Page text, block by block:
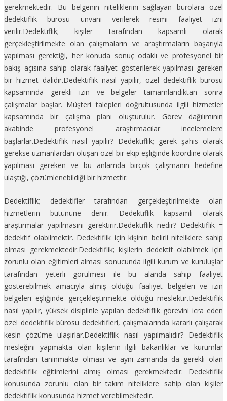
gerekmektedir. Bu belgenin niteliklerini sağlayan bürolara özel
dedektiflik bürosu ünvanı verilerek resmi faaliyet izni
verilir.Dedektiflik; kişiler tarafından kapsamlı olarak
gerçekleştirilmekte olan çalışmaların ve araştırmaların başarıyla
yapılması gerektiği, her konuda sonuç odaklı ve profesyonel bir
bakış açısına sahip olarak faaliyet gösterilerek yapılması gereken
bir hizmet dalıdır.Dedektiflik nasıl yapılır, özel dedektiflik bürosu
kapsamında gerekli izin ve belgeler tamamlandıktan sonra
çalışmalar başlar. Müşteri talepleri doğrultusunda ilgili hizmetler
kapsamında bir çalışma planı oluşturulur. Görev dağılımının
akabinde profesyonel araştırmacılar incelemelere
başlarlar.Dedektiflik nasıl yapılır? Dedektiflik; gerek şahıs olarak
gerekse uzmanlardan oluşan özel bir ekip eşliğinde koordine olarak
yapılması gereken ve bu anlamda birçok çalışmanın hedefine
ulaştığı, çözümlenebildiği bir hizmettir.
Dedektiflik; dedektifler tarafından gerçekleştirilmekte olan
hizmetlerin bütününe denir. Dedektiflik kapsamlı olarak
araştırmalar yapılmasını gerektirir.Dedektiflik nedir? Dedektiflik =
dedektif olabilmektir. Dedektiflik için kişinin belirli niteliklere sahip
olması gerekmektedir.Dedektiflik; kişilerin dedektif olabilmek için
zorunlu olan eğitimleri alması sonucunda ilgili kurum ve kuruluşlar
tarafından yeterli görülmesi ile bu alanda sahip faaliyet
gösterebilmek amacıyla almış olduğu faaliyet belgeleri ve izin
belgeleri eşliğinde gerçekleştirmekte olduğu meslektir.Dedektiflik
nasıl yapılır, yüksek disiplinle yapılan dedektiflik görevini icra eden
özel dedektiflik bürosu dedektifleri, çalışmalarında kararlı çalışarak
kesin çözüme ulaşırlar.Dedektiflik nasıl yapılmalıdır? Dedektiflik
mesleğini yapmakta olan kişilerin ilgili bakanlıklar ve kurumlar
tarafından tanınmakta olması ve aynı zamanda da gerekli olan
dedektiflik eğitimlerini almış olması gerekmektedir. Dedektiflik
konusunda zorunlu olan bir takım niteliklere sahip olan kişiler
dedektiflik konusunda hizmet verebilmektedir.